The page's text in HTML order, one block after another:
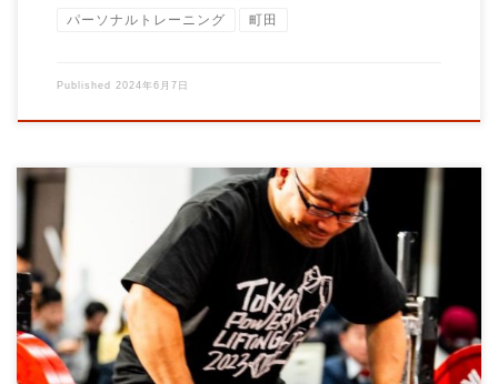
パーソナルトレーニング 町田
Published 2024年6月7日
パワーリフティングは、スクワット、ベンチプレス、デッドリフ
トの3種目における最大重量を競う競技です。 […]